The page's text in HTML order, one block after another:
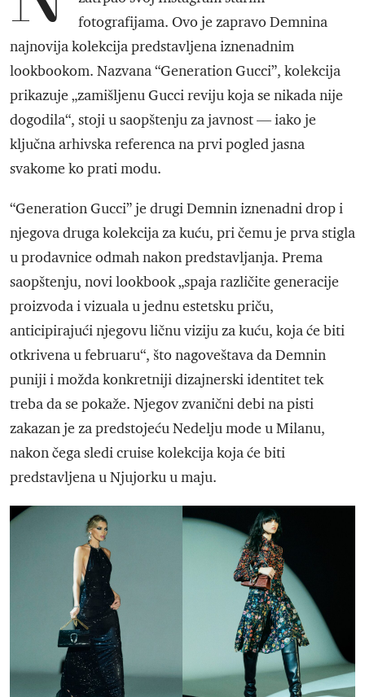
fotografijama. Ovo je zapravo Demnina
najnovija kolekcija predstavljena iznenadnim
lookbookom. Nazvana “Generation Gucci”, kolekcija
prikazuje „zamišljenu Gucci reviju koja se nikada nije
dogodila“, stoji u saopštenju za javnost — iako je
ključna arhivska referenca na prvi pogled jasna
svakome ko prati modu.
“Generation Gucci” je drugi Demnin iznenadni drop i
njegova druga kolekcija za kuću, pri čemu je prva stigla
u prodavnice odmah nakon predstavljanja. Prema
saopštenju, novi lookbook „spaja različite generacije
proizvoda i vizuala u jednu estetsku priču,
anticipirajući njegovu ličnu viziju za kuću, koja će biti
otkrivena u februaru“, što nagoveštava da Demnin
puniji i možda konkretniji dizajnerski identitet tek
treba da se pokaže. Njegov zvanični debi na pisti
zakazan je za predstojeću Nedelju mode u Milanu,
nakon čega sledi cruise kolekcija koja će biti
predstavljena u Njujorku u maju.